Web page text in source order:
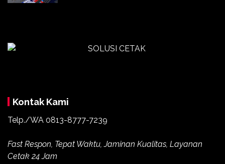
Kontak Kami
Telp./WA 0813-8777-7239
Fast Respon, Tepat Waktu, Jaminan Kualitas, Layanan
Cetak 24 Jam